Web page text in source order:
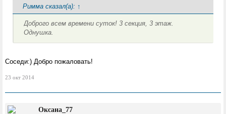
Римма сказал(а): ↑
Доброго всем времени суток! 3 секция, 3 этаж.
Однушка.
Соседи:) Добро пожаловать!
23 окт 2014
Оксана_77